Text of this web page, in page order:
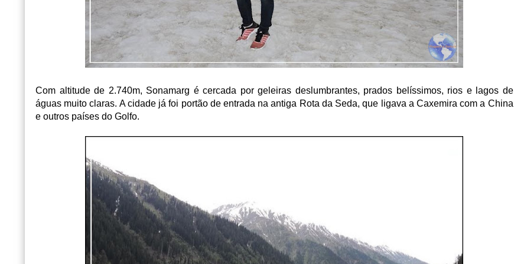
Com altitude de 2.740m, Sonamarg é cercada por geleiras deslumbrantes, prados belíssimos, rios e lagos de
águas muito claras. A cidade já foi portão de entrada na antiga Rota da Seda, que ligava a Caxemira com a China
e outros países do Golfo.